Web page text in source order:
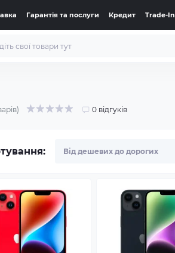
Гарантія та послуги Кредит Trade-In
0 відгуків